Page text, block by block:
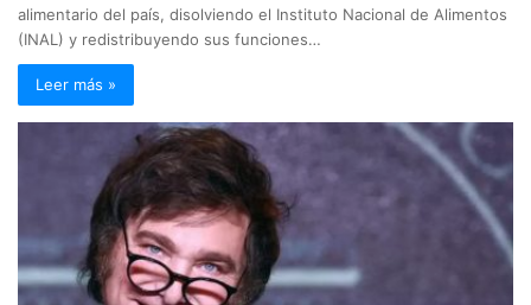
alimentario del país, disolviendo el Instituto Nacional de Alimentos
(INAL) y redistribuyendo sus funciones…
Leer más »